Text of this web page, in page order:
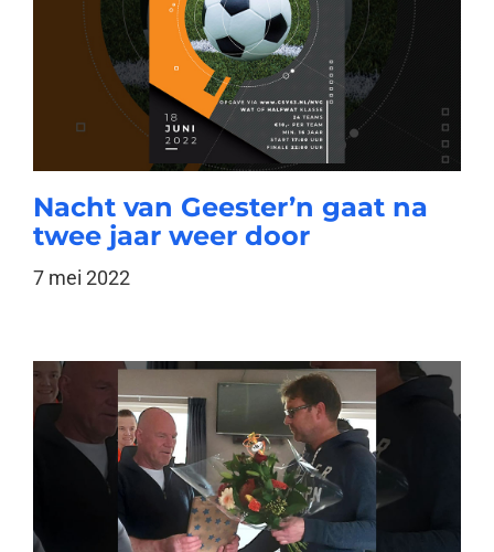
Nacht van Geester’n gaat na
twee jaar weer door
7 mei 2022